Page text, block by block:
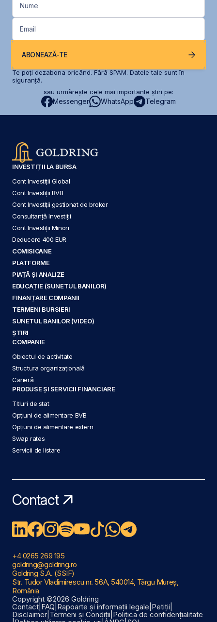
Nume
Email
ABONEAZĂ-TE
Te poți dezabona oricând. Fără SPAM. Datele tale sunt în
siguranță.
sau urmărește cele mai importante știri pe:
Messenger WhatsApp Telegram
INVESTIȚII LA BURSA
Cont Investiții Global
Cont Investiții BVB
Cont Investiții gestionat de broker
Consultanță Investiții
Cont Investiții Minori
Deducere 400 EUR
COMISIOANE
PLATFORME
PIAȚĂ ȘI ANALIZE
EDUCAȚIE (SUNETUL BANILOR)
FINANȚARE COMPANII
TERMENI BURSIERI
SUNETUL BANILOR (VIDEO)
ȘTIRI
COMPANIE
Obiectul de activitate
Structura organizațională
Carieră
PRODUSE ȘI SERVICII FINANCIARE
Titluri de stat
Opțiuni de alimentare BVB
Opțiuni de alimentare extern
Swap rates
Servicii de listare
Contact
+4 0265 269 195
goldring@goldring.ro
Goldring S.A. (SSIF)
Str. Tudor Vladimirescu nr. 56A, 540014, Târgu Mureș,
România
Copyright ©2026 Goldring
Contact FAQ Rapoarte și informații legale Petiții
Disclaimer Termeni și Condiții Politica de confidențialitate